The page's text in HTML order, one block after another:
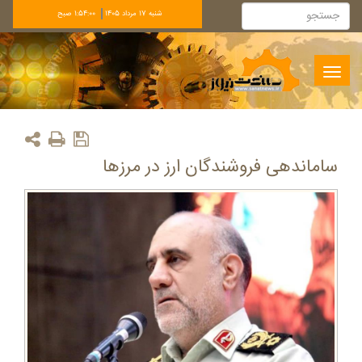
شنبه 17 مرداد 1405 1:54:01 صبح
Toggle
navigation
ساماندهی فروشندگان ارز در مرزها